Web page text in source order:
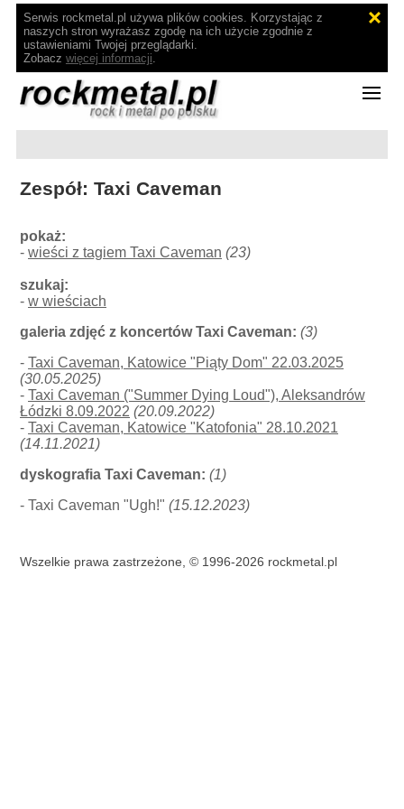
Serwis rockmetal.pl używa plików cookies. Korzystając z
naszych stron wyrażasz zgodę na ich użycie zgodnie z
ustawieniami Twojej przeglądarki.
Zobacz więcej informacji.
Zespół: Taxi Caveman
pokaż:
-wieści z tagiem Taxi Caveman (23)
szukaj:
-w wieściach
galeria zdjęć z koncertów Taxi Caveman: (3)
-Taxi Caveman, Katowice "Piąty Dom" 22.03.2025
(30.05.2025)
-Taxi Caveman ("Summer Dying Loud"), Aleksandrów
Łódzki 8.09.2022 (20.09.2022)
-Taxi Caveman, Katowice "Katofonia" 28.10.2021
(14.11.2021)
dyskografia Taxi Caveman: (1)
- Taxi Caveman "Ugh!"(15.12.2023)
Wszelkie prawa zastrzeżone, © 1996-2026 rockmetal.pl